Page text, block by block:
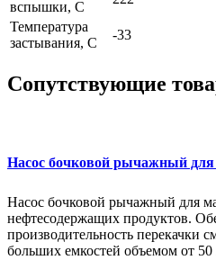
вспышки, С
Температура
застывания, С
-33
Сопутствующие
Насос бочковой рычажный для
Насос бочковой рычажный для
нефтесодержащих продуктов.
производительность перекачки
больших емкостей объемом от 50